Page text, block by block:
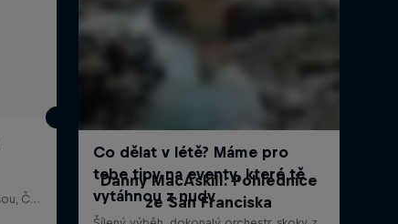
Dobrá Voda, Jablonec nad Nisou, Česko
Danny MacAskill: Pohlednice
ze San Franciska